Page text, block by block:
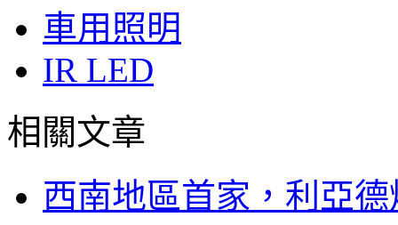
車用照明
IR LED
相關文章
西南地區首家，利亞